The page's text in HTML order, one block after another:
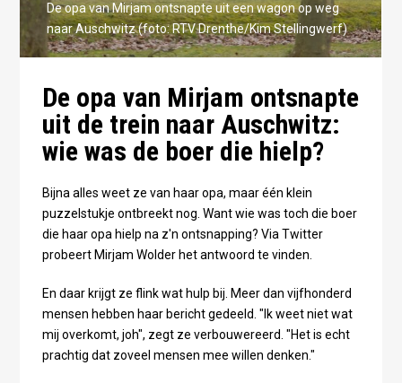
De opa van Mirjam ontsnapte uit een wagon op weg
naar Auschwitz (foto: RTV Drenthe/Kim Stellingwerf)
De opa van Mirjam ontsnapte
uit de trein naar Auschwitz:
wie was de boer die hielp?
Bijna alles weet ze van haar opa, maar één klein
puzzelstukje ontbreekt nog. Want wie was toch die boer
die haar opa hielp na z'n ontsnapping? Via Twitter
probeert Mirjam Wolder het antwoord te vinden.
En daar krijgt ze flink wat hulp bij. Meer dan vijfhonderd
mensen hebben haar bericht gedeeld. "Ik weet niet wat
mij overkomt, joh", zegt ze verbouwereerd. "Het is echt
prachtig dat zoveel mensen mee willen denken."